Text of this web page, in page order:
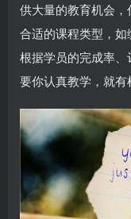
供大量的教育机会
合适的课程类型，
根据学员的完成率
要你认真教学，就有